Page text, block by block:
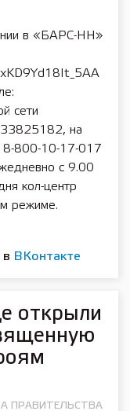
в «БАРС-НН»
сети
на
8-800-10-17-017
с 9.00
кол-центр
режиме.
в ВКонтакте
открыли
ПРАВИТЕЛЬСТВА